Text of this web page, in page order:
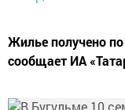
Жилье получено
сообщает ИА